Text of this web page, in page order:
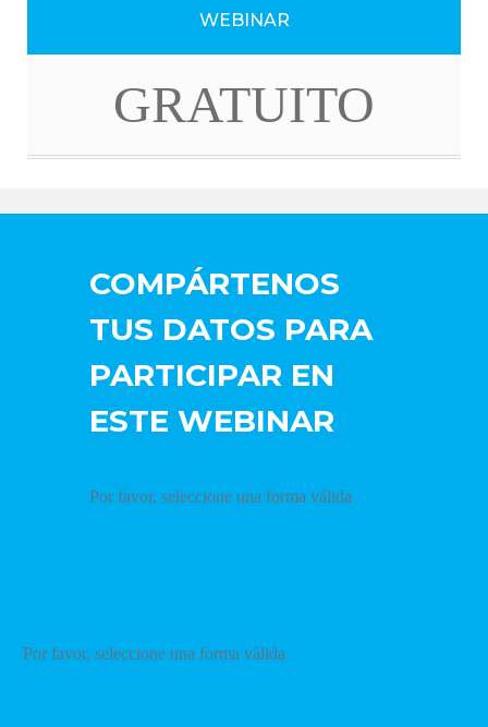
WEBINAR
GRATUITO
COMPÁRTENOS
TUS DATOS PARA
PARTICIPAR EN
ESTE WEBINAR
Por favor, seleccione una forma válida
Por favor, seleccione una forma válida